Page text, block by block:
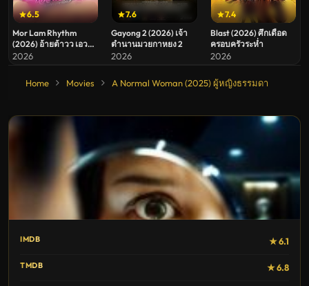
6.5
Mor Lam Rhythm
(2026) อ้ายต้าวว เอว
หวาน ระเบียบวาทะศิลป์
2026
7.6
Gayong 2 (2026) เจ้า
ตำนานมวยกาหยง 2
2026
7.4
Blast (2026) ศึกเดือด
ครอบครัวระห่ำ
2026
Home Movies A Normal Woman (2025) ผู้หญิงธรรมดา
IMDB ★ 6.1
TMDB ★ 6.8